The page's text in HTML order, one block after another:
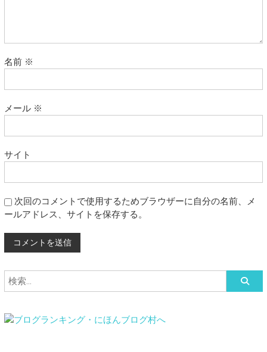
名前 ※
メール ※
サイト
次回のコメントで使用するためブラウザーに自分の名前、メ
ールアドレス、サイトを保存する。